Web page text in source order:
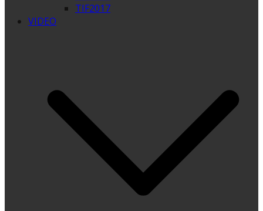
TIF2017
VIDEO